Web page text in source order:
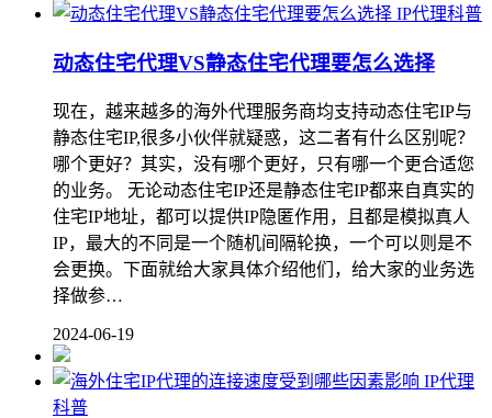
IP代理科普
动态住宅代理VS静态住宅代理要怎么选择
现在，越来越多的海外代理服务商均支持动态住宅IP与
静态住宅IP,很多小伙伴就疑惑，这二者有什么区别呢？
哪个更好？其实，没有哪个更好，只有哪一个更合适您
的业务。 无论动态住宅IP还是静态住宅IP都来自真实的
住宅IP地址，都可以提供IP隐匿作用，且都是模拟真人
IP，最大的不同是一个随机间隔轮换，一个可以则是不
会更换。下面就给大家具体介绍他们，给大家的业务选
择做参…
2024-06-19
IP代理
科普